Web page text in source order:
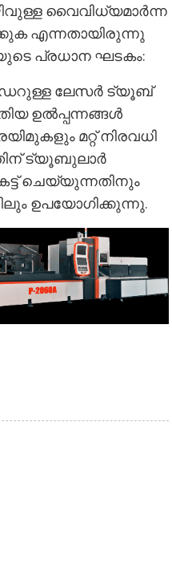
വൈവിധ്യമാർന്ന
എന്നതായിരുന്നു
പ്രധാന ഘടകം:
ലേസർ ട്യൂബ്
ഉൽപ്പന്നങ്ങൾ
മറ്റ് നിരവധി
ട്യൂബുലാർ
ചെയ്യുന്നതിനും
ഉപയോഗിക്കുന്നു.